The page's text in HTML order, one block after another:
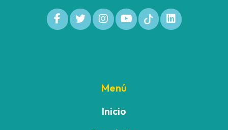
Menú
Inicio